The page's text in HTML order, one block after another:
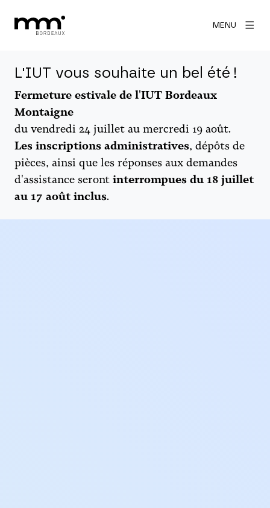
MENU
L'IUT vous souhaite un bel été !
Fermeture estivale de l'IUT Bordeaux
Montaigne
du vendredi 24 juillet au mercredi 19 août.
Les inscriptions administratives, dépôts de
pièces, ainsi que les réponses aux demandes
d'assistance seront interrompues du 18 juillet
au 17 août inclus.